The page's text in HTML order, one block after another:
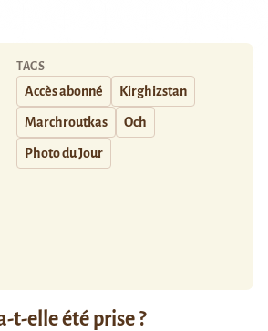
TAGS
Accès abonné Kirghizstan
Marchroutkas Och
Photo du Jour
t-elle été prise ?